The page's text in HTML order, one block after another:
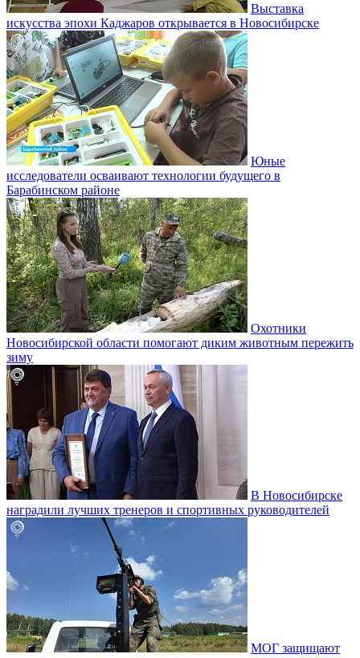
Выставка
искусства эпохи Каджаров открывается в Новосибирске
Юные
исследователи осваивают технологии будущего в
Барабинском районе
Охотники
Новосибирской области помогают диким животным пережить
зиму
В Новосибирске
наградили лучших тренеров и спортивных руководителей
МОГ защищают